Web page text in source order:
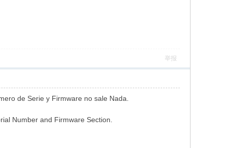
举报
de Serie y Firmware no sale Nada.
Number and Firmware Section.